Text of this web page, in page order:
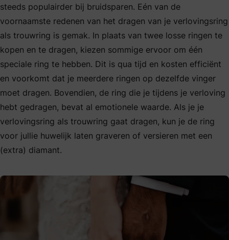
steeds populairder bij bruidsparen. Eén van de
voornaamste redenen van het dragen van je verlovingsring
als trouwring is gemak. In plaats van twee losse ringen te
kopen en te dragen, kiezen sommige ervoor om één
speciale ring te hebben. Dit is qua tijd en kosten efficiënt
en voorkomt dat je meerdere ringen op dezelfde vinger
moet dragen. Bovendien, de ring die je tijdens je verloving
hebt gedragen, bevat al emotionele waarde. Als je je
verlovingsring als trouwring gaat dragen, kun je de ring
voor jullie huwelijk laten graveren of versieren met een
(extra) diamant.